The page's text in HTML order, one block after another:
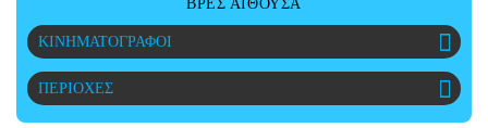
ΑΜΠΑ
PRINT
ΒΡΕΣ ΑΙΘΟΥΣΑ
ΚΙΝΗΜΑΤΟΓΡΑΦΟΙ
ΠΕΡΙΟΧΕΣ